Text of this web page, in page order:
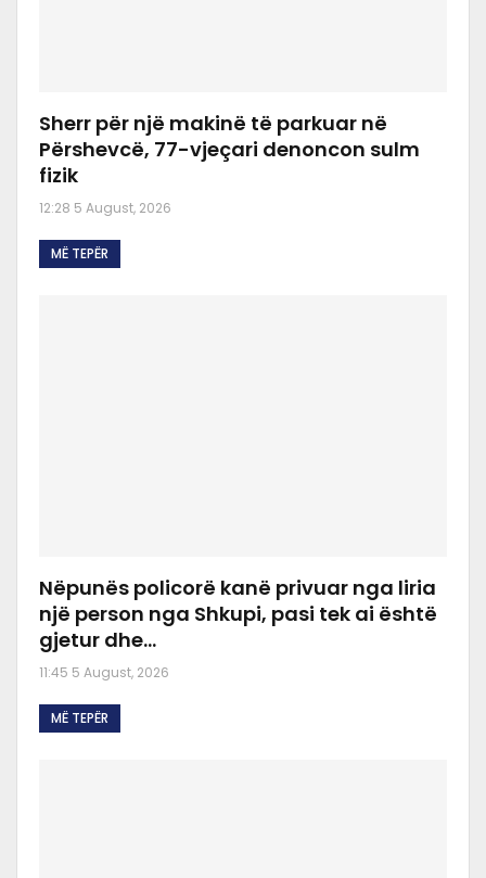
Sherr për një makinë të parkuar në
Përshevcë, 77-vjeçari denoncon sulm
fizik
12:28 5 August, 2026
MË TEPËR
Nëpunës policorë kanë privuar nga liria
një person nga Shkupi, pasi tek ai është
gjetur dhe…
11:45 5 August, 2026
MË TEPËR